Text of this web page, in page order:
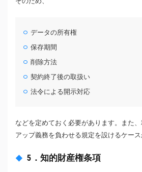
データの所有権
保存期間
削除方法
契約終了後の取扱い
法令による開示対応
などを定めておく必要があります。また
アップ義務を負わせる規定を設けるケース
5．知的財産権条項